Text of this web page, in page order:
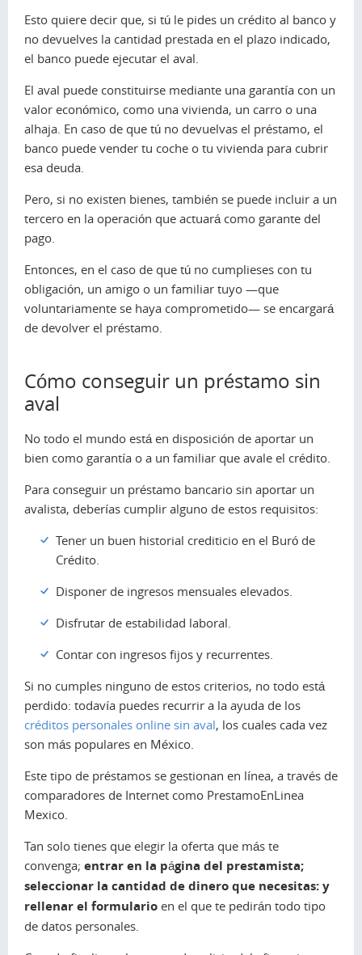
Esto quiere decir que, si tú le pides un crédito al banco y
no devuelves la cantidad prestada en el plazo indicado,
el banco puede ejecutar el aval.
El aval puede constituirse mediante una garantía con un
valor económico, como una vivienda, un carro o una
alhaja. En caso de que tú no devuelvas el préstamo, el
banco puede vender tu coche o tu vivienda para cubrir
esa deuda.
Pero, si no existen bienes, también se puede incluir a un
tercero en la operación que actuará como garante del
pago.
Entonces, en el caso de que tú no cumplieses con tu
obligación, un amigo o un familiar tuyo —que
voluntariamente se haya comprometido— se encargará
de devolver el préstamo.
Cómo conseguir un préstamo sin
aval
No todo el mundo está en disposición de aportar un
bien como garantía o a un familiar que avale el crédito.
Para conseguir un préstamo bancario sin aportar un
avalista, deberías cumplir alguno de estos requisitos:
Tener un buen historial crediticio en el Buró de
Crédito.
Disponer de ingresos mensuales elevados.
Disfrutar de estabilidad laboral.
Contar con ingresos fijos y recurrentes.
Si no cumples ninguno de estos criterios, no todo está
perdido: todavía puedes recurrir a la ayuda de los
créditos personales online sin aval, los cuales cada vez
son más populares en México.
Este tipo de préstamos se gestionan en línea, a través de
comparadores de Internet como PrestamoEnLinea
Mexico.
Tan solo tienes que elegir la oferta que más te
convenga; entrar en la página del prestamista;
seleccionar la cantidad de dinero que necesitas: y
rellenar el formulario en el que te pedirán todo tipo
de datos personales.